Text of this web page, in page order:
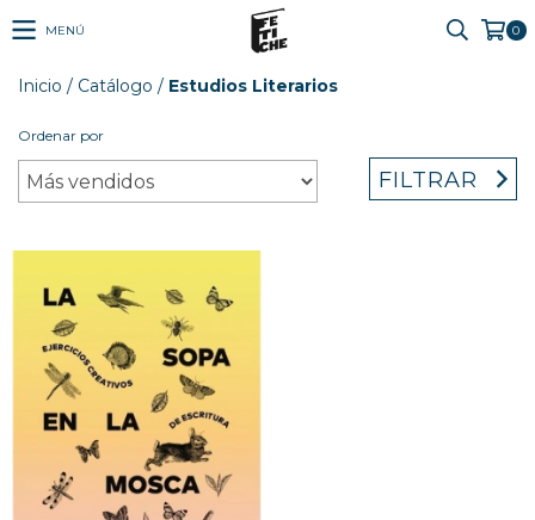
MENÚ 0
Inicio / Catálogo / Estudios Literarios
Ordenar por
FILTRAR